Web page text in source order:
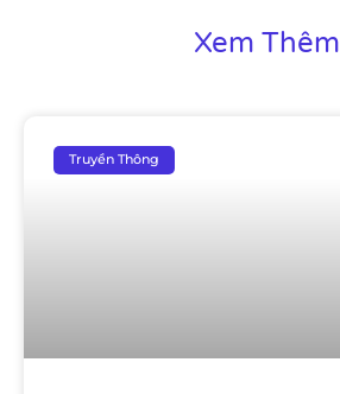
Xem Thêm
Truyền Thông